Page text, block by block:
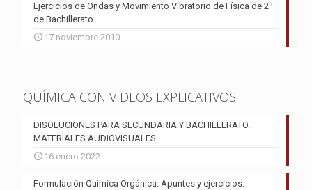
Ejercicios de Ondas y Movimiento Vibratorio de Física de 2º
de Bachillerato
17 noviembre 2010
QUÍMICA CON VIDEOS EXPLICATIVOS
DISOLUCIONES PARA SECUNDARIA Y BACHILLERATO.
MATERIALES AUDIOVISUALES
16 enero 2022
Formulación Química Orgánica: Apuntes y ejercicios.